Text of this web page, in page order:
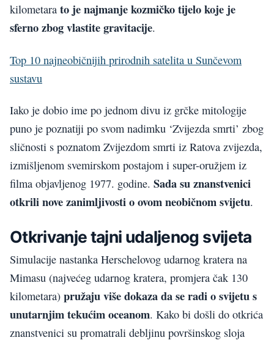
kilometara to je najmanje kozmičko tijelo koje je
sferno zbog vlastite gravitacije.
Top 10 najneobičnijih prirodnih satelita u Sunčevom
sustavu
Iako je dobio ime po jednom divu iz grčke mitologije
puno je poznatiji po svom nadimku ‘Zvijezda smrti’ zbog
sličnosti s poznatom Zvijezdom smrti iz Ratova zvijezda,
izmišljenom svemirskom postajom i super-oružjem iz
filma objavljenog 1977. godine. Sada su znanstvenici
otkrili nove zanimljivosti o ovom neobičnom svijetu.
Otkrivanje tajni udaljenog svijeta
Simulacije nastanka Herschelovog udarnog kratera na
Mimasu (najvećeg udarnog kratera, promjera čak 130
kilometara) pružaju više dokaza da se radi o svijetu s
unutarnjim tekućim oceanom. Kako bi došli do otkrića
znanstvenici su promatrali debljinu površinskog sloja